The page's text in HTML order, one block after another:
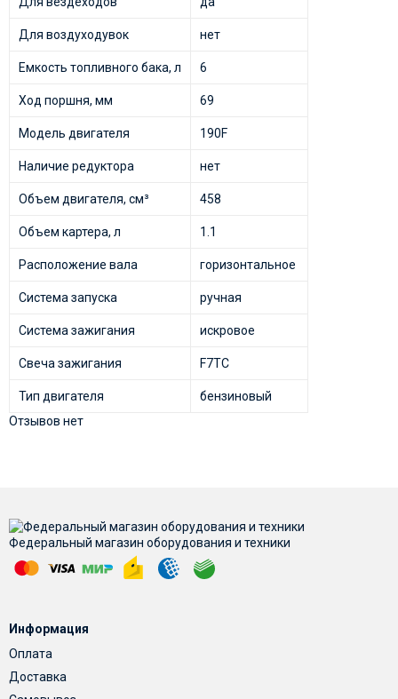
Для воздуходувок нет
Емкость топливного бака, л 6
Ход поршня, мм 69
Модель двигателя 190F
Наличие редуктора нет
Объем двигателя, см³ 458
Объем картера, л 1.1
Расположение вала горизонтальное
Система запуска ручная
Система зажигания искровое
Свеча зажигания F7TC
Тип двигателя
бензиновый
Отзывов нет
Федеральный магазин оборудования и техники
Информация
Оплата
Доставка